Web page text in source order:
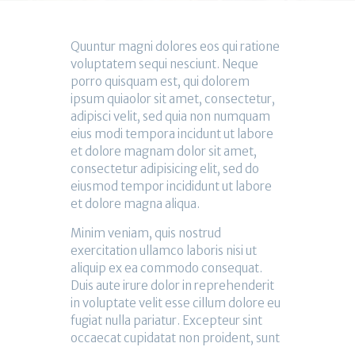
Quuntur magni dolores eos qui ratione
voluptatem sequi nesciunt. Neque
porro quisquam est, qui dolorem
ipsum quiaolor sit amet, consectetur,
adipisci velit, sed quia non numquam
eius modi tempora incidunt ut labore
et dolore magnam dolor sit amet,
consectetur adipisicing elit, sed do
eiusmod tempor incididunt ut labore
et dolore magna aliqua.
Minim veniam, quis nostrud
exercitation ullamco laboris nisi ut
aliquip ex ea commodo consequat.
Duis aute irure dolor in reprehenderit
in voluptate velit esse cillum dolore eu
fugiat nulla pariatur. Excepteur sint
occaecat cupidatat non proident, sunt